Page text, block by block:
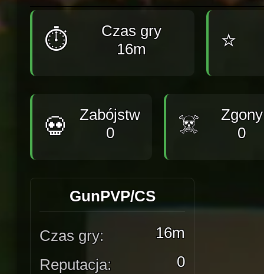
⏱️
Czas gry
16m
⭐
💀
Zabójstw
0
☠️
Zgony
0
GunPVP/CS
Czas gry:
16m
Reputacja:
0